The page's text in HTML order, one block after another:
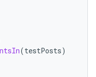
(testPosts)